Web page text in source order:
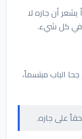
أن جاره لا
في كل شيء.
الباب مبتسماً،
على جاره.